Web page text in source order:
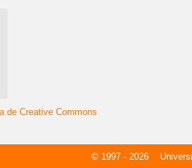
de Creative Commons
© 1997 - 2026